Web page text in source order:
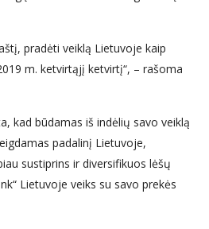
pradėti veiklą Lietuvoje kaip
m. ketvirtąjį ketvirtį“, – rašoma
kad būdamas iš indėlių savo veiklą
padalinį Lietuvoje,
sustiprins ir diversifikuos lėšų
Lietuvoje veiks su savo prekės